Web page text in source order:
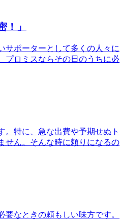
！」
サポーターとして多くの人々に
プロミスならその日のうちに必
。特に、急な出費や予期せぬト
せん。そんな時に頼りになるの
なときの頼もしい味方です。